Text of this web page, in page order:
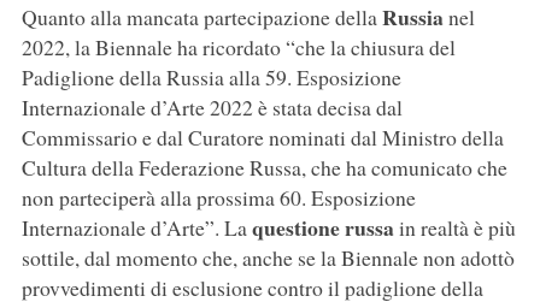
Quanto alla mancata partecipazione dellaRussianel
2022, la Biennale ha ricordato “che la chiusura del
Padiglione della Russia alla 59. Esposizione
Internazionale d’Arte 2022 è stata decisa dal
Commissario e dal Curatore nominati dal Ministro della
Cultura della Federazione Russa, che ha comunicato che
non parteciperà alla prossima 60. Esposizione
Internazionale d’Arte”. Laquestione russain realtà è più
sottile, dal momento che, anche se la Biennale non adottò
provvedimenti di esclusione contro il padiglione della